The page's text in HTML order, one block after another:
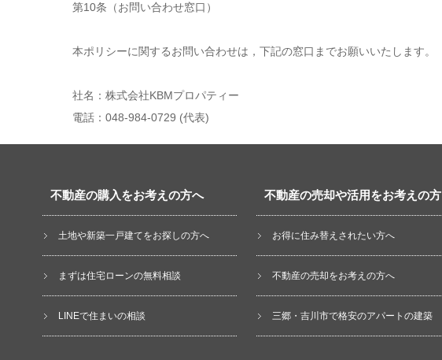
第10条（お問い合わせ窓口）
本ポリシーに関するお問い合わせは，下記の窓口までお願いいたします。
社名：株式会社KBMプロパティー
電話：048-984-0729 (代表)
不動産の購入をお考えの方へ
土地や新築一戸建てをお探しの方へ
まずは住宅ローンの無料相談
LINEで住まいの相談
不動産の売却や活用をお考えの方
お得に住み替えされたい方へ
不動産の売却をお考えの方へ
三郷・吉川市で格安のアパートの建築